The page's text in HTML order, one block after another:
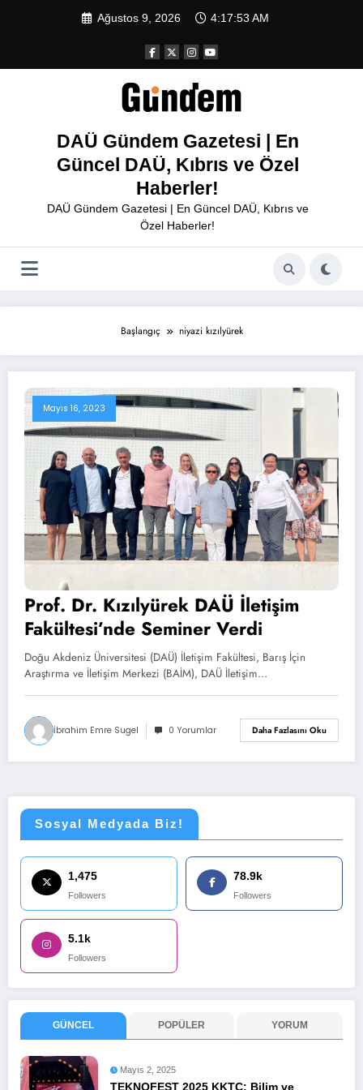
Ağustos 9, 2026 4:17:53 AM
DAÜ Gündem Gazetesi | En
Güncel DAÜ, Kıbrıs ve Özel
Haberler!
DAÜ Gündem Gazetesi | En Güncel DAÜ, Kıbrıs ve
Özel Haberler!
Başlangıç niyazi kızılyürek
Mayıs 16, 2023
Prof. Dr. Kızılyürek DAÜ İletişim
Fakültesi’nde Seminer Verdi
Doğu Akdeniz Üniversitesi (DAÜ) İletişim Fakültesi, Barış İçin
Araştırma ve İletişim Merkezi (BAİM), DAÜ İletişim…
İbrahim Emre Sugel 0 Yorumlar Daha Fazlasını Oku
Sosyal Medyada Biz!
1,475
Followers
78.9k
Followers
5.1k
Followers
GÜNCEL POPÜLER YORUM
Mayıs 2, 2025
TEKNOFEST 2025 KKTC: Bilim ve